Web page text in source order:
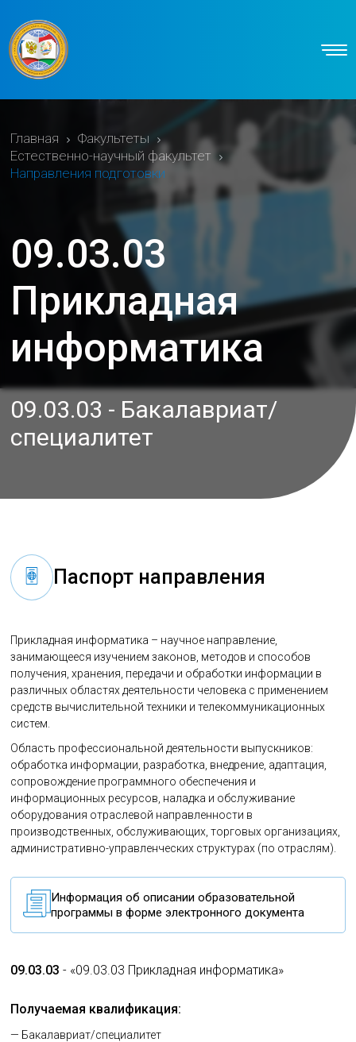
Главная
Факультеты
Естественно-научный факультет
Направления подготовки
09.03.03
Прикладная
информатика
09.03.03 - Бакалавриат/
специалитет
Паспорт направления
09.03.03- «09.03.03 Прикладная информатика»
Получаемая квалификация:
— Бакалавриат/специалитет
Прикладная информатика – научное направление,
занимающееся изучением законов, методов и способов
получения, хранения, передачи и обработки информации в
различных областях деятельности человека с применением
средств вычислительной техники и телекоммуникационных
систем.
Область профессиональной деятельности выпускников:
обработка информации, разработка, внедрение, адаптация,
сопровождение программного обеспечения и
информационных ресурсов, наладка и обслуживание
оборудования отраслевой направленности в
производственных, обслуживающих, торговых организациях,
административно-управленческих структурах (по отраслям).
Информация об описании образовательной
программы в форме электронного документа